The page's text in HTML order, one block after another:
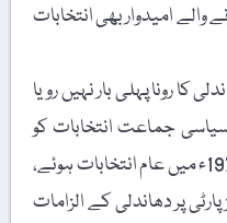
امیدوار بھی انتخابات
کا رونا پہلی بار نہیں رویا
سیاسی جماعت انتخابات کو
دھاندلی زدہ قرار دیتی ہے۔ جب 1977ء میں عام انتخابات ہوئے،
پر دھاندلی کے الزامات